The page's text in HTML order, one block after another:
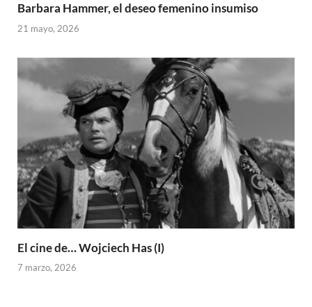
Barbara Hammer, el deseo femenino insumiso
21 mayo, 2026
El cine de… Wojciech Has (I)
7 marzo, 2026